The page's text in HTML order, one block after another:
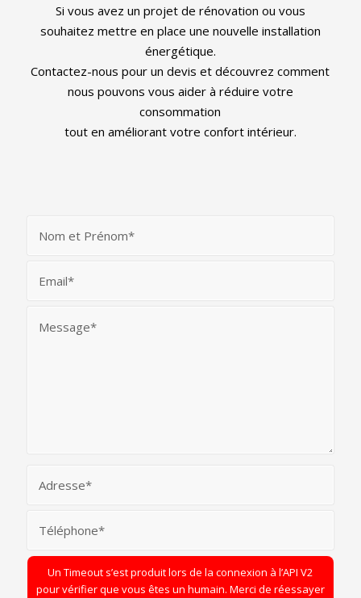
Si vous avez un projet de rénovation ou vous
souhaitez mettre en place une nouvelle installation
énergétique.
Contactez-nous pour un devis et découvrez comment
nous pouvons vous aider à réduire votre
consommation
tout en améliorant votre confort intérieur.
Un Timeout s’est produit lors de la connexion à l’API V2
pour vérifier que vous êtes un humain. Merci de réessayer